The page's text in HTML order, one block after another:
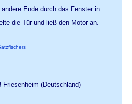
Ende durch das Fenster in
die Tür und ließ den Motor an.
Friesenheim (Deutschland)